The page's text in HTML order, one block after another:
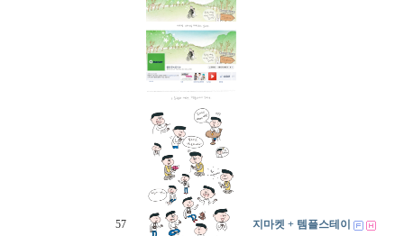
57 지마켓 + 템플스테이